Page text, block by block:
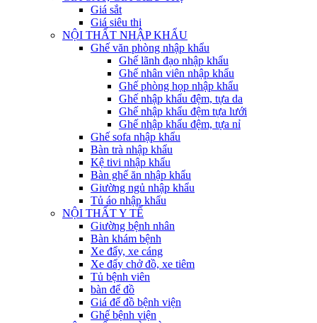
Giá sắt
Giá siêu thị
NỘI THẤT NHẬP KHẨU
Ghế văn phòng nhập khẩu
Ghế lãnh đạo nhập khẩu
Ghế nhân viên nhập khẩu
Ghế phòng họp nhập khẩu
Ghế nhập khẩu đệm, tựa da
Ghế nhập khẩu đệm tựa lưới
Ghế nhập khẩu đệm, tựa nỉ
Ghế sofa nhập khẩu
Bàn trà nhập khẩu
Kệ tivi nhập khẩu
Bàn ghế ăn nhập khẩu
Giường ngủ nhập khẩu
Tủ áo nhập khẩu
NỘI THẤT Y TẾ
Giường bệnh nhân
Bàn khám bệnh
Xe đẩy, xe cáng
Xe đẩy chở đồ, xe tiêm
Tủ bệnh viên
bàn để đồ
Giá để đồ bệnh viện
Ghế bệnh viện